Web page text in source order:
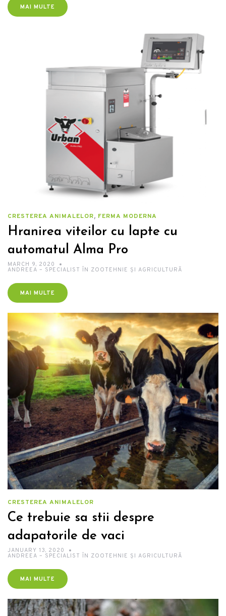
MAI MULTE
CRESTEREA ANIMALELOR, FERMA MODERNA
Hranirea viteilor cu lapte cu
automatul Alma Pro
MARCH 9, 2020
ANDREEA – SPECIALIST ÎN ZOOTEHNIE ȘI AGRICULTURĂ
MAI MULTE
CRESTEREA ANIMALELOR
Ce trebuie sa stii despre
adapatorile de vaci
JANUARY 13, 2020
ANDREEA – SPECIALIST ÎN ZOOTEHNIE ȘI AGRICULTURĂ
MAI MULTE